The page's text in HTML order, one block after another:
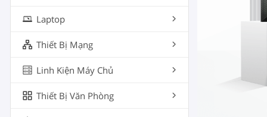
Laptop
Thiết Bị Mạng
Linh Kiện Máy Chủ
Thiết Bị Văn Phòng